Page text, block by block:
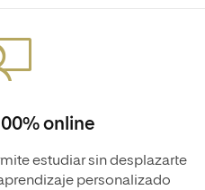
online
estudiar sin desplazarte
personalizado